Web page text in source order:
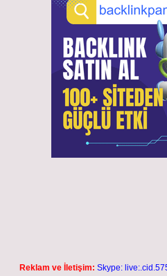
Reklam ve İletişim: Skype: